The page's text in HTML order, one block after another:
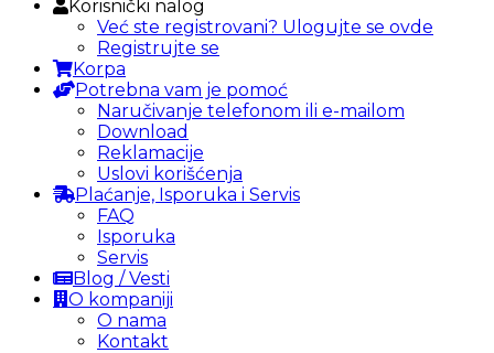
Korisnički nalog
Već ste registrovani? Ulogujte se ovde
Registrujte se
Korpa
Potrebna vam je pomoć
Naručivanje telefonom ili e-mailom
Download
Reklamacije
Uslovi korišćenja
Plaćanje, Isporuka i Servis
FAQ
Isporuka
Servis
Blog / Vesti
O kompaniji
O nama
Kontakt